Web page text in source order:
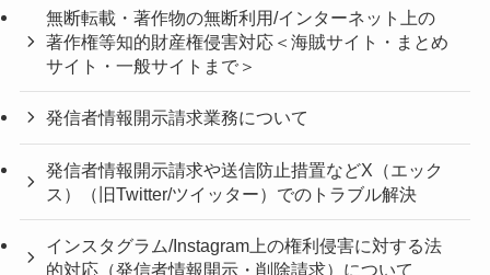
無断転載・著作物の無断利用/インターネット上の
著作権等知的財産権侵害対応＜海賊サイト・まとめ
サイト・一般サイトまで＞
発信者情報開示請求業務について
発信者情報開示請求や送信防止措置などX（エック
ス）（旧Twitter/ツイッター）でのトラブル解決
インスタグラム/Instagram上の権利侵害に対する法
的対応（発信者情報開示・削除請求）について